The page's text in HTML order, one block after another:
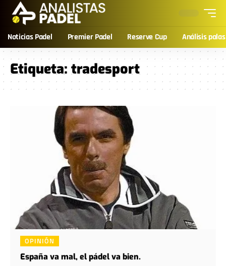
Noticias Padel Premier Padel Reserve Cup Análisis palas
Etiqueta: tradesport
OPINIÓN
España va mal, el pádel va bien.